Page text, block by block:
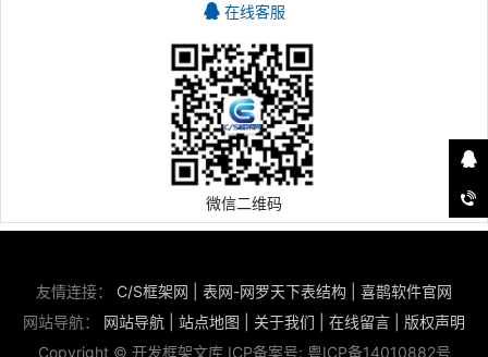
在线客服
微信二维码
友情连接： C/S框架网 表网-网罗天下表结构
喜鹊软件官网
网站导航： 网站导航 站点地图 关于我们 在线留言
版权声明
Copyright © 开发框架文库 ICP备案号: 粤ICP备14010882号